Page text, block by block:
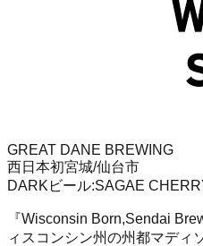
GREAT DANE BREWING
西日本初宮城/仙台市
DARK ビール:SAGAE
『Wisconsin Born,Sendai
ィスコンシン州の州都マディ